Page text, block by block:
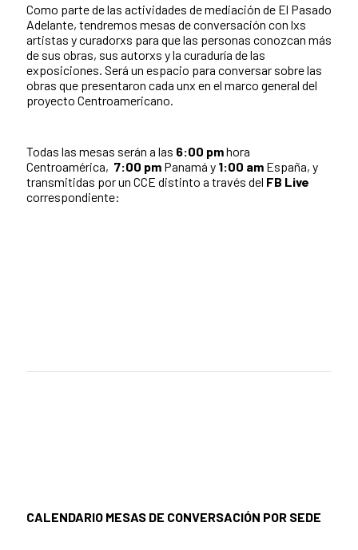
Como parte de las actividades de mediación de El Pasado
Adelante, tendremos mesas de conversación con lxs
artistas y curadorxs para que las personas conozcan más
de sus obras, sus autorxs y la curaduría de las
exposiciones. Será un espacio para conversar sobre las
obras que presentaron cada unx en el marco general del
proyecto Centroamericano.
Todas las mesas serán a las 6:00 pmhora
Centroamérica, 7:00 pm Panamá y 1:00 am España, y
transmitidas por un CCE distinto a través del FB Live
correspondiente:
CALENDARIO MESAS DE CONVERSACIÓN POR SEDE